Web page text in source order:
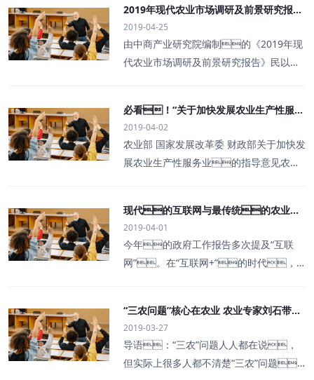
要》，特制定本纲要。一、
现状与形势当前，新一代信息技术创
新空前活跃，不断催生新技术、
新产品、新模式，推动全球经济
030”的研究报告，描述了美国科
学家眼中农业领域亟待突破的五大研
究方向。第一，整体思维和系统
认知分析技术是实现农业科技突破的
术突破实现整体提升。报告建议将跨
学科研究和系统
融、农村保险等等传统产业、新
型产业不断地被国家、政府、农
业企业家赶着往走。从文件可以看
出，国家对乡村产业的发展支持
数字乡村存在巨大的机会，但中
国农业问题太多，各个环节都存在痛
点。中央一号文件连续发布19
年，虽然农业农村也都在进步，
题。问题1：2.6亿小农户小农户
决定中国农业现代化的速度。目
前，我国仍有2.6亿农户、6亿多
人生活在农村，其中2.3亿户是承包农
目前，我国农业生
2019年现代农业市场调研及前景研究报告
（简版）
2019-04-25
由中商产业研究院编制的《2019年现
代农业市场调研及前景研究报告》民以食
产是由农业的发展水平和可持续发展
决定的。我国是个农业大
国，农业问题也是我国面临的最
大问题之一。只有实现了农业现代化
转向现代农业，实现持续、高
效、绿色的现代农业的目
标。近年来,我国农业总产值一直呈现
增长态势,伴随中国城镇化、工业
发展阶段。现代农业是未来农业
的发展方向，其市场前景十分广
阔。来源：中商产业研究院
必看！“关于加快发展农业生产性服务
业”的重要文件
2019-04-02
农业部 国家发展改革委 财政部关于加快发
展农业生产性服务业的指导意见农经
同时，以普通农户为主的家庭经
营仍是农业的基本经营方式。加
快培育各类农业服务组织，大力开展
面向广大农户的农业生产性服
任务。为贯彻中央1号文件和《国务院
关于加快发展生产性服务业促进产业结构
调整升级的指导意见》（国发〔201
4〕26号）精神，加快发展农业生产
现代的互联网与最传统的农业深
度融合 农业互联网让农业享受数字之便
2019-04-01
今年的政府工作报告多次提及“互联
网”。在“互联网+”的时代，
实在在享受到“互联网+”的红利，
又如何借助“互联网+”提高农业发展的
质量和效益？一系列问题引发了两会政协
委员的密切关注。农业互联网是
“三农问题”核心在农业 农业专家刘石带你
明晰中国农业产业的发展
2019-03-27
导语：“三农”问题人人都在说，
但实际上很多人都不清楚“三农”问题